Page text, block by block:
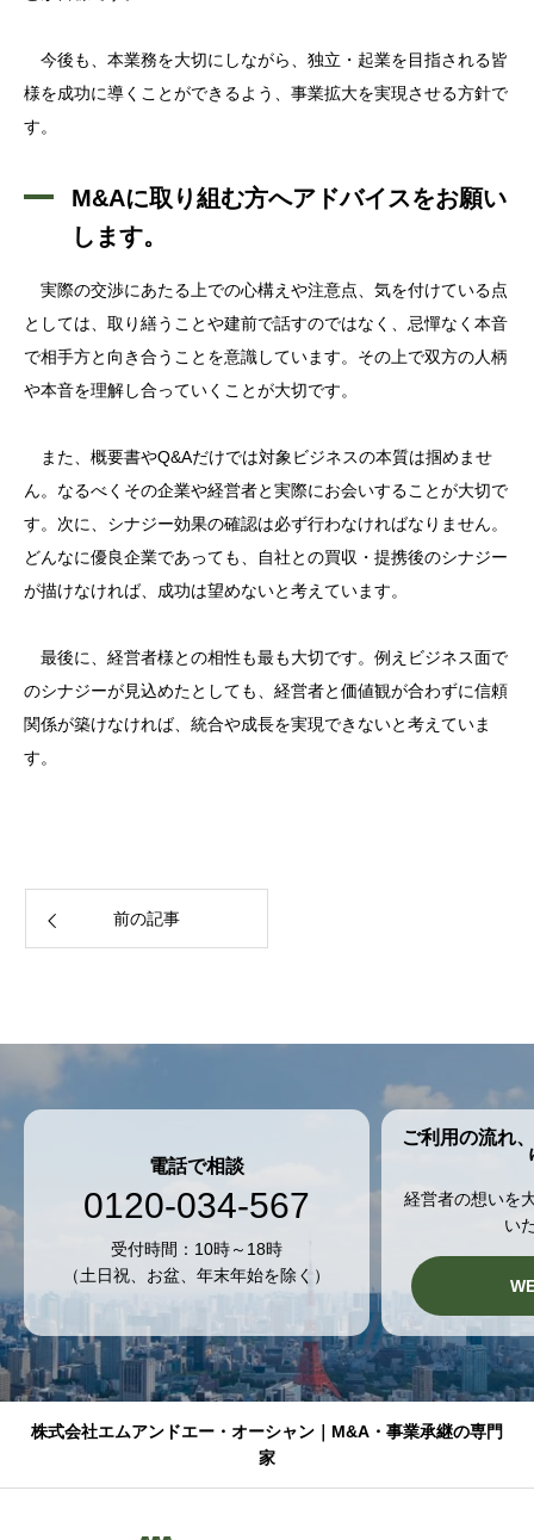
今後も、本業務を大切にしながら、独立・起業を目指される皆
様を成功に導くことができるよう、事業拡大を実現させる方針で
す。
M&Aに取り組む方へアドバイスをお願い
します。
実際の交渉にあたる上での心構えや注意点、気を付けている点
としては、取り繕うことや建前で話すのではなく、忌憚なく本音
で相手方と向き合うことを意識しています。その上で双方の人柄
や本音を理解し合っていくことが大切です。
また、概要書やQ&Aだけでは対象ビジネスの本質は掴めませ
ん。なるべくその企業や経営者と実際にお会いすることが大切で
す。次に、シナジー効果の確認は必ず行わなければなりません。
どんなに優良企業であっても、自社との買収・提携後のシナジー
が描けなければ、成功は望めないと考えています。
最後に、経営者様との相性も最も大切です。例えビジネス面で
のシナジーが見込めたとしても、経営者と価値観が合わずに信頼
関係が築けなければ、統合や成長を実現できないと考えていま
す。
前の記事
電話で相談
0120-034-567
受付時間：10時～18時
（土日祝、お盆、年末年始を除く）
ご利用の流れ
経営者の想いを
い
株式会社エムアンドエー・オーシャン｜M&A・事業承継の専門
家